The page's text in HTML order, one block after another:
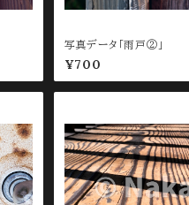
写真データ「雨戸②」
¥700